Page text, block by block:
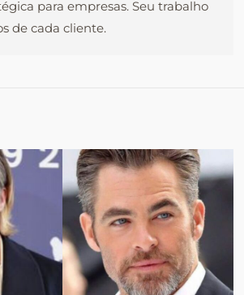
para empresas. Seu trabalho
de cada cliente.